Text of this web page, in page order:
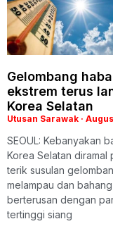
Gelombang haba
ekstrem terus
Korea Selatan
Utusan Sarawak
SEOUL: Kebanyakan
Korea Selatan diramal
terik susulan
melampau dan
berterusan dengan
tertinggi siang